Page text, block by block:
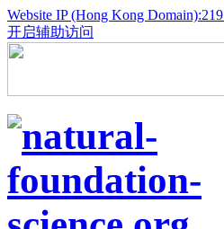
Website IP (Hong Kong
开启辅助访问